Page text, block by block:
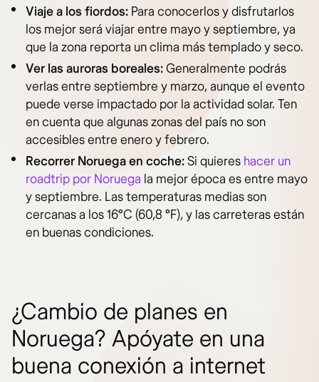
Viaje a los fiordos: Para conocerlos y disfrutarlos
los mejor será viajar entre mayo y septiembre, ya
que la zona reporta un clima más templado y seco.
Ver las auroras boreales:Generalmente podrás
verlas entre septiembre y marzo, aunque el evento
puede verse impactado por la actividad solar. Ten
en cuenta que algunas zonas del país no son
accesibles entre enero y febrero.
Recorrer Noruega en coche:Si quieres hacer un
roadtrip por Noruega la mejor época es entre mayo
y septiembre. Las temperaturas medias son
cercanas a los 16°C (60,8 °F), y las carreteras están
en buenas condiciones.
¿Cambio de planes en
Noruega? Apóyate en una
buena conexión a internet